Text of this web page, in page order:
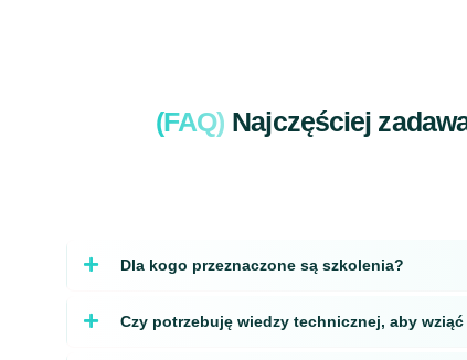
(FAQ) Najczęściej
Dla kogo przeznaczone są szkolenia?
Czy potrzebuję wiedzy technicznej, aby